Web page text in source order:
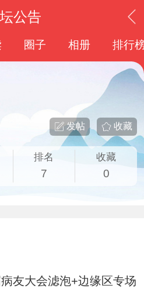
公告
圈子 相册 排行
收藏
发帖
排名
7
收藏
0
友大会滤泡+边缘区专场